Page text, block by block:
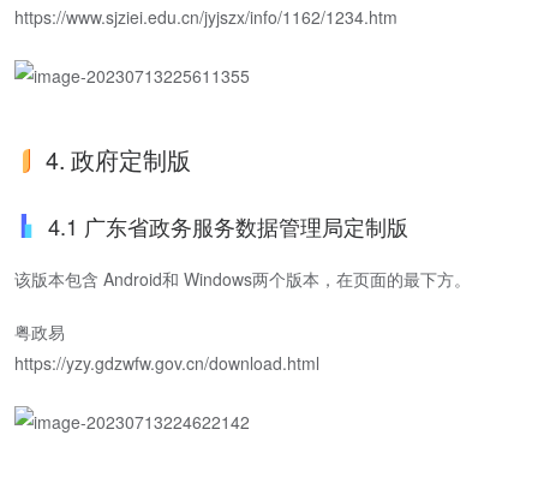
https://www.sjziei.edu.cn/jyjszx/info/1162/1234.htm
4. 政府定制版
4.1 广东省政务服务数据管理局定制版
该版本包含 Android和 Windows两个版本，在页面的最下方。
粤政易
https://yzy.gdzwfw.gov.cn/download.html